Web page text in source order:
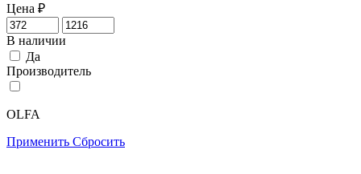
Цена ₽
В наличии
Да
Производитель
OLFA
Применить Сбросить